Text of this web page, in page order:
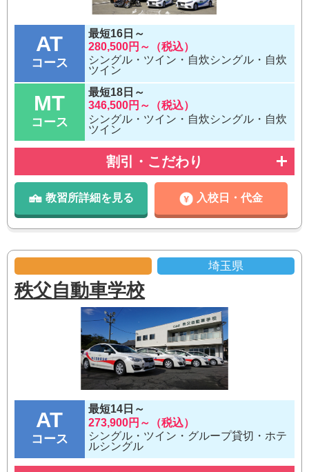
AT
コース
最短16日～
280,500円～（税込）
シングル・ツイン・自炊シングル・自炊
ツイン
MT
コース
最短18日～
346,500円～（税込）
シングル・ツイン・自炊シングル・自炊
ツイン
割引・こだわり
教習所詳細を見る 入校日・代金
埼玉県
秩父自動車学校
AT
コース
最短14日～
273,900円～（税込）
シングル・ツイン・グループ貸切・ホテ
ルシングル